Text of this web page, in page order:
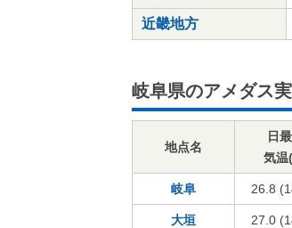
近畿地方
岐阜県のアメダス
地点名
日
気
岐阜 26.8
大垣 27.0